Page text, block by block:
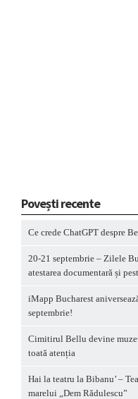
Povești recente
Ce crede ChatGPT despre
20-21 septembrie – Zilele
atestarea documentară și
iMapp Bucharest
septembrie!
Cimitirul Bellu devine
toată atenția
Hai la teatru la Bibanu’ –
marelui „Dem Rădulescu”